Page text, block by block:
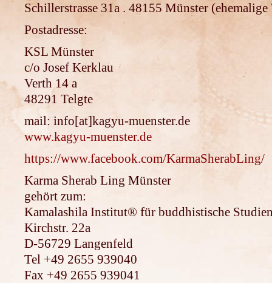
Schillerstrasse 31a . 48155 Münster
Postadresse:
KSL Münster
c/o Josef Kerklau
Verth 14 a
48291 Telgte
mail: info[at]kagyu-muenster.de
www.kagyu-muenster.de
https://www.facebook.com/KarmaSherabLing/
Karma Sherab Ling Münster
gehört zum:
Kamalashila Institut® für buddhistische
Kirchstr. 22a
D-56729 Langenfeld
Tel +49 2655 939040
Fax +49 2655 939041